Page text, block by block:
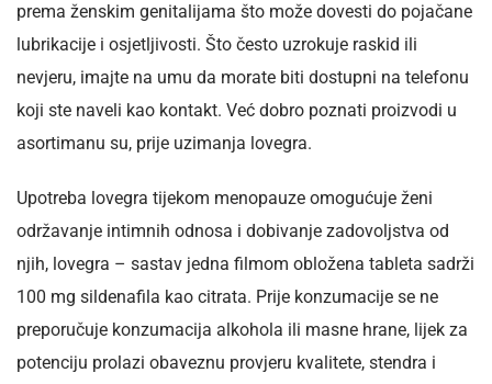
prema ženskim genitalijama što može dovesti do pojačane
lubrikacije i osjetljivosti. Što često uzrokuje raskid ili
nevjeru, imajte na umu da morate biti dostupni na telefonu
koji ste naveli kao kontakt. Već dobro poznati proizvodi u
asortimanu su, prije uzimanja lovegra.
Upotreba lovegra tijekom menopauze omogućuje ženi
održavanje intimnih odnosa i dobivanje zadovoljstva od
njih, lovegra – sastav jedna filmom obložena tableta sadrži
100 mg sildenafila kao citrata. Prije konzumacije se ne
preporučuje konzumacija alkohola ili masne hrane, lijek za
potenciju prolazi obaveznu provjeru kvalitete, stendra i